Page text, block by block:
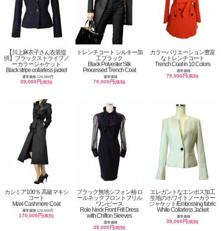
【川上麻衣子さん衣装提
供】ブラックストライプノ
ーカラージャケット
Black stripe collarless jacket
通常価格 120,000円
39,000円(税別)
トレンチコート シルキー加
工ブラック
Black Polyester Silk
Processed Trench Coat
通常価格
79,000円(税別)
カラーバリエーション豊富
なトレンチコート
Trench Coat in 10 Colors
通常価格
79,000円(税別)
カシミア100％ 高級マキシ
コート
Maxi Cashmere Coat
通常価格 170,000円
170,000円(税別)
ブラック無地シフォン袖 ロ
ールネックフロントフリル
ワンピース
Role Neck Front Frill Dress
with Chiffon Sleeves
通常価格
39,000円(税別)
エレガントなエンボス加工
生地のホワイトノーカラー
ジャケット/Embossing fabric
White Collarless Jacket
通常価格
39,000円(税別)